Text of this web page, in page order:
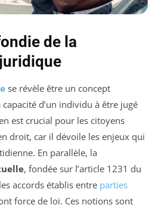
de la
se révèle être un concept
d’un individu à être jugé
est crucial pour les citoyens
droit, car il dévoile les enjeux qui
En parallèle, la
, fondée sur l’article 1231 du
accords établis entre parties
force de loi. Ces notions sont